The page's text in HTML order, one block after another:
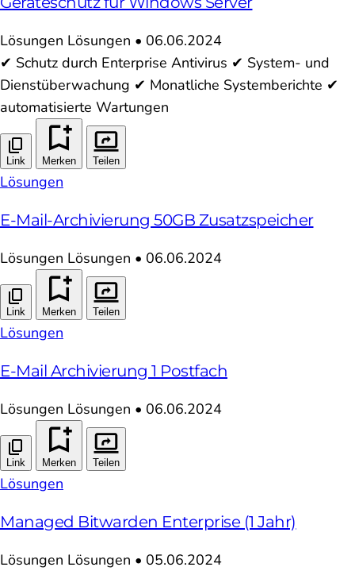
Lösungen Lösungen • 06.06.2024
✔ Schutz durch Enterprise Antivirus ✔ System- und
Dienstüberwachung ✔ Monatliche Systemberichte ✔
automatisierte Wartungen
Link Merken Teilen
Lösungen
E-Mail-Archivierung 50GB Zusatzspeicher
Lösungen Lösungen • 06.06.2024
Link Merken Teilen
Lösungen
E-Mail Archivierung 1 Postfach
Lösungen Lösungen • 06.06.2024
Link Merken Teilen
Lösungen
Managed Bitwarden Enterprise (1 Jahr)
Lösungen Lösungen • 05.06.2024